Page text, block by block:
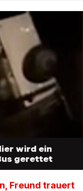
wird ein
gerettet
Freund trauert